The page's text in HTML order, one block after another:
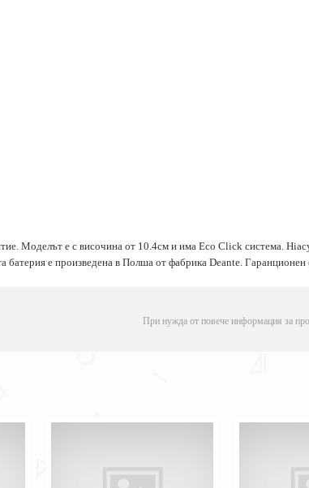
Моделът е с височина от 10.4см и има Eco Click система.
батерия е произведена в Полша от фабрика Deante.
При нужда от повече информация за